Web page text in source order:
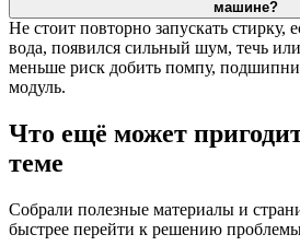
машине?
Не стоит повторно запускать стирку,
вода, появился сильный шум, течь
меньше риск добить помпу,
модуль.
Что ещё может
теме
Собрали полезные материалы и
быстрее перейти к решению